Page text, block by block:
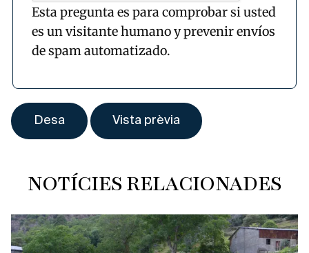
Esta pregunta es para comprobar si usted
es un visitante humano y prevenir envíos
de spam automatizado.
NOTÍCIES RELACIONADES